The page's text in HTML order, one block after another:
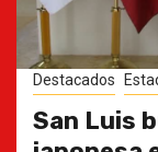
Destacados
San Luis